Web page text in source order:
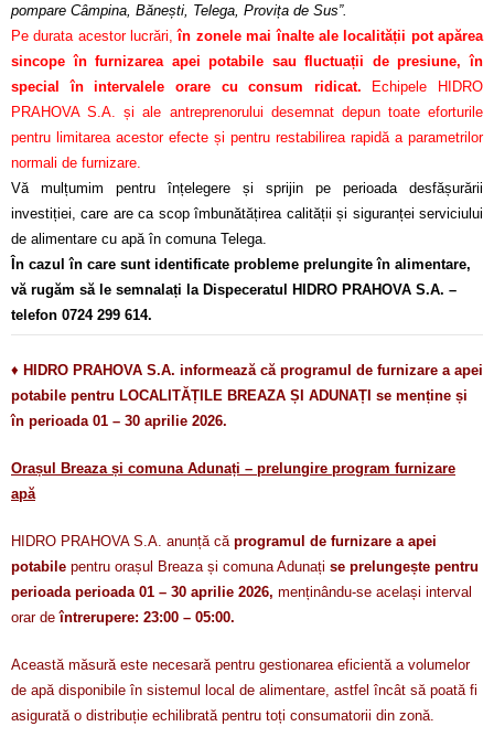
pompare Câmpina, Bănești, Telega, Provița de Sus”.
Pe durata acestor lucrări,în zonele mai înalte ale localității pot apărea
sincope în furnizarea apei potabile sau fluctuații de presiune, în
special în intervalele orare cu consum ridicat. Echipele HIDRO
PRAHOVA S.A. și ale antreprenorului desemnat depun toate eforturile
pentru limitarea acestor efecte și pentru restabilirea rapidă a parametrilor
normali de furnizare.
Vă mulțumim pentru înțelegere și sprijin pe perioada desfășurării
investiției, care are ca scop îmbunătățirea calității și siguranței serviciului
de alimentare cu apă în comuna Telega.
În cazul în care sunt identificate probleme prelungite în alimentare,
vă rugăm să le semnalați la Dispeceratul HIDRO PRAHOVA S.A. –
telefon 0724 299 614.
♦ HIDRO PRAHOVA S.A. informează că programul de furnizare a apei
potabile pentru LOCALITĂȚILE BREAZA ȘI ADUNAȚI se menține și
în perioada 01 – 30 aprilie 2026.
Orașul Breaza și comuna Adunați – prelungire program furnizare
apă
HIDRO PRAHOVA S.A. anunță că programul de furnizare a apei
potabile pentru orașul Breaza și comuna Adunați se prelungește pentru
perioada perioada 01 – 30 aprilie 2026, menținându-se același interval
orar deîntrerupere: 23:00 – 05:00.
Această măsură este necesară pentru gestionarea eficientă a volumelor
de apă disponibile în sistemul local de alimentare, astfel încât să poată fi
asigurată o distribuție echilibrată pentru toți consumatorii din zonă.